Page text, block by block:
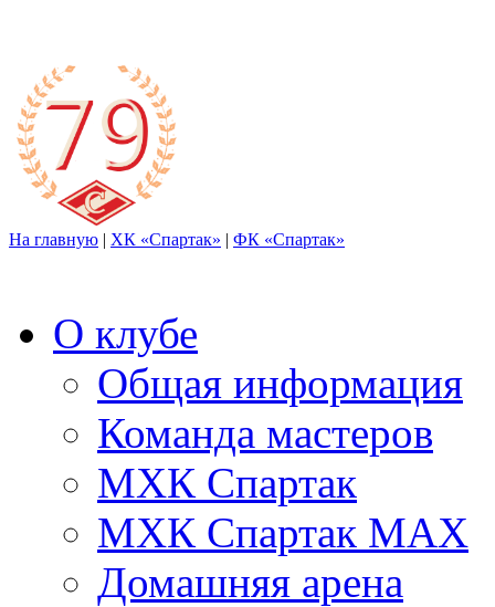
На главную | ХК «Спартак» | ФК «Спартак»
О клубе
Общая информация
Команда мастеров
МХК Спартак
МХК Спартак МАХ
Домашняя арена